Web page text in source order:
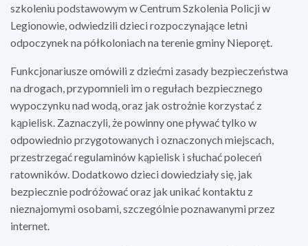
szkoleniu podstawowym w Centrum Szkolenia Policji w
Legionowie, odwiedzili dzieci rozpoczynające letni
odpoczynek na półkoloniach na terenie gminy Nieporęt.
Funkcjonariusze omówili z dziećmi zasady bezpieczeństwa
na drogach, przypomnieli im o regułach bezpiecznego
wypoczynku nad wodą, oraz jak ostrożnie korzystać z
kąpielisk. Zaznaczyli, że powinny one pływać tylko w
odpowiednio przygotowanych i oznaczonych miejscach,
przestrzegać regulaminów kąpielisk i słuchać poleceń
ratowników. Dodatkowo dzieci dowiedziały się, jak
bezpiecznie podróżować oraz jak unikać kontaktu z
nieznajomymi osobami, szczególnie poznawanymi przez
internet.